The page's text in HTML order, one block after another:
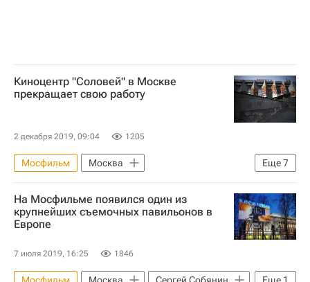
Киноцентр "Соловей" в Москве
прекращает свою работу
2 декабря 2019, 09:04 1205
Еще7
Мосфильм
Москва
Карен Шахназаров
Владимир Мединский
Павел Лунгин
Мосгосстройнадзор
Киноцентр "Соловей"
Киноцентр "Соловей"
На Мосфильме появился один из
крупнейших съемочных павильонов в
Европе
7 июля 2019, 16:25 1846